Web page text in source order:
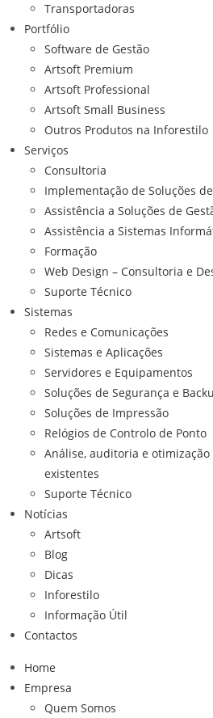
Transportadoras
Portfólio
Software de Gestão
Artsoft Premium
Artsoft Professional
Artsoft Small Business
Outros Produtos na Inforestilo
Serviços
Consultoria
Implementação de Soluções
Assistência a Soluções de
Assistência a Sistemas
Formação
Web Design – Consultoria e
Suporte Técnico
Sistemas
Redes e Comunicações
Sistemas e Aplicações
Servidores e Equipamentos
Soluções de Segurança e
Soluções de Impressão
Relógios de Controlo de Ponto
Análise, auditoria e
existentes
Suporte Técnico
Notícias
Artsoft
Blog
Dicas
Inforestilo
Informação Útil
Contactos
Home
Empresa
Quem Somos